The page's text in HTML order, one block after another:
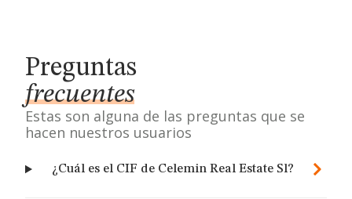
Preguntas
frecuentes
Estas son alguna de las preguntas que se
hacen nuestros usuarios
¿Cuál es el CIF de Celemin Real Estate Sl?